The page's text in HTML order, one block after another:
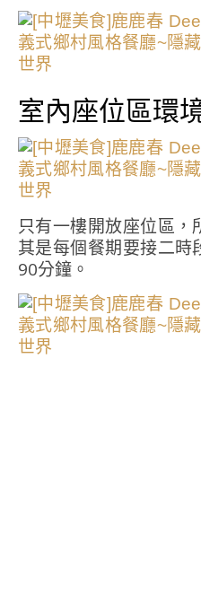
室內座位區環
只有一樓開放座位區，
其是每個餐期要接二時
90分鐘。